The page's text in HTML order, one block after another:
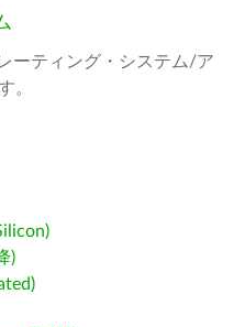
ーティング・システム/ア
。
)